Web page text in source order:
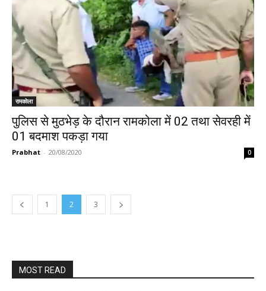
रामकोला
पुलिस से मुठभेड़ के दौरान रामकोला में 02 तथा सेवरही में
01 बदमाश पकड़ा गया
Prabhat - 20/08/2020 0
1 2 3
MOST READ